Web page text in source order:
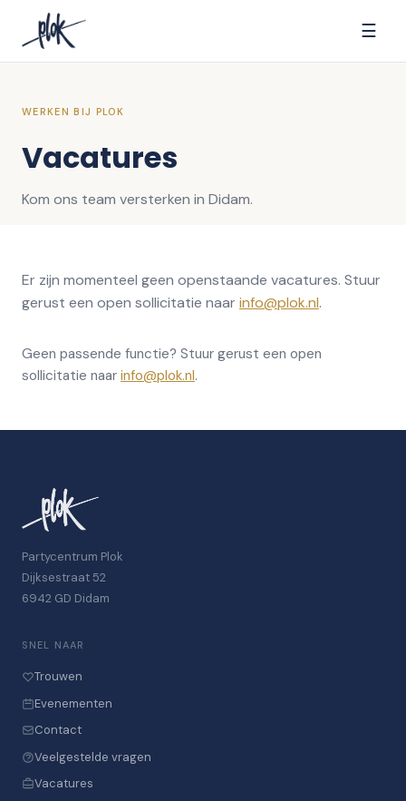
☰
WERKEN BIJ PLOK
Vacatures
Kom ons team versterken in Didam.
Er zijn momenteel geen openstaande vacatures. Stuur
gerust een open sollicitatie naar info@plok.nl.
Geen passende functie? Stuur gerust een open
sollicitatie naar info@plok.nl.
Partycentrum Plok
Dijksestraat 52
6942 GD Didam
SNEL NAAR
Trouwen
Evenementen
Contact
Veelgestelde vragen
Vacatures